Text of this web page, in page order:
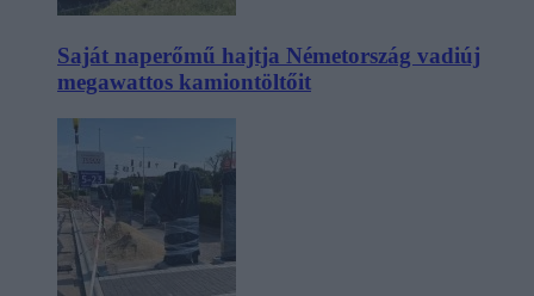
Saját naperőmű hajtja Németország vadiúj
megawattos kamiontöltőit